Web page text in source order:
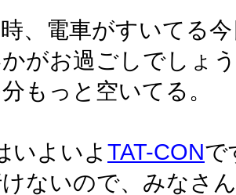
、電車がすいてる
がお過ごしでしょ
もっと空いてる。
いよいよ TAT-CONで
ないので、みなさ